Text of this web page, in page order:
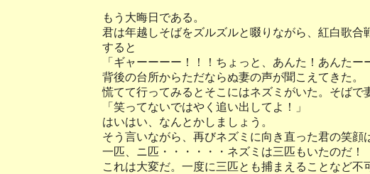
もう大晦日である。
君は年越しそばをズルズルと啜りながら、紅白歌合
すると
「ギャーーーー！！！ちょっと、あんた！あんたー
背後の台所からただならぬ妻の声が聞こえてきた。
慌てて行ってみるとそこにはネズミがいた。そばで
「笑ってないではやく追い出してよ！」
はいはい、なんとかしましょう。
そう言いながら、再びネズミに向き直った君の笑顔
一匹、ニ匹・・・・・・ネズミは三匹もいたのだ！
これは大変だ。一度に三匹とも捕まえることなど不